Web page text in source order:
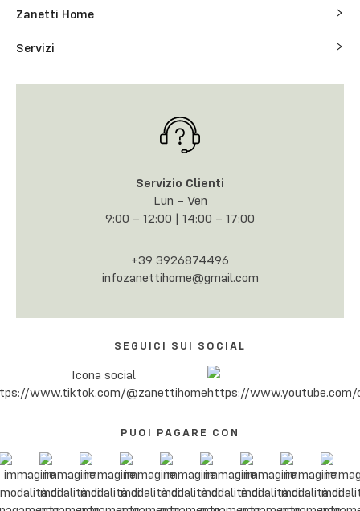
Zanetti Home
Servizi
Servizio Clienti
Lun – Ven
9:00 – 12:00 | 14:00 – 17:00
+39 3926874496
infozanettihome@gmail.com
SEGUICI SUI SOCIAL
PUOI PAGARE CON